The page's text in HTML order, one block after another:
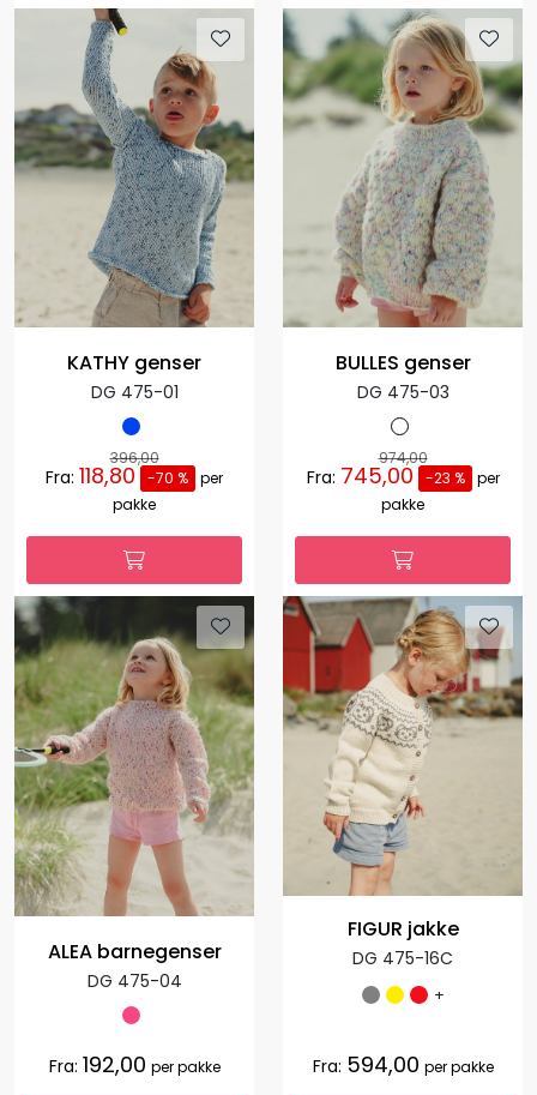
KATHY genser
DG 475-01
396,00
Fra: 118,80 -70 % per
pakke
BULLES genser
DG 475-03
974,00
Fra: 745,00 -23 %
per
pakke
ALEA barnegenser
DG 475-04
Fra: 192,00 per pakke
FIGUR jakke
DG 475-16C
+
Fra: 594,00 per pakke